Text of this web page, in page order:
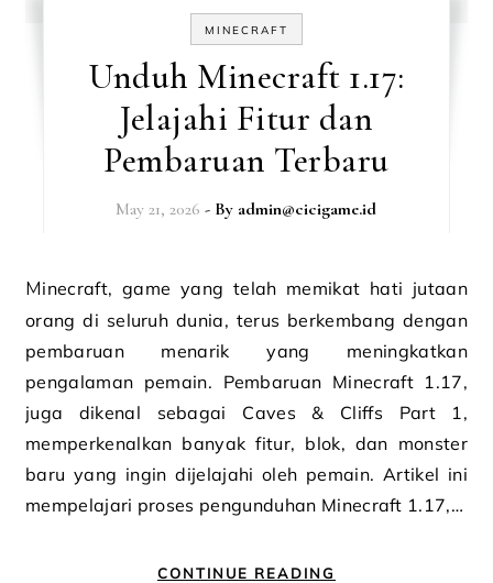
MINECRAFT
Unduh Minecraft 1.17:
Jelajahi Fitur dan
Pembaruan Terbaru
May 21, 2026 - By admin@cicigame.id
Minecraft, game yang telah memikat hati jutaan
orang di seluruh dunia, terus berkembang dengan
pembaruan menarik yang meningkatkan
pengalaman pemain. Pembaruan Minecraft 1.17,
juga dikenal sebagai Caves & Cliffs Part 1,
memperkenalkan banyak fitur, blok, dan monster
baru yang ingin dijelajahi oleh pemain. Artikel ini
mempelajari proses pengunduhan Minecraft 1.17,…
CONTINUE READING